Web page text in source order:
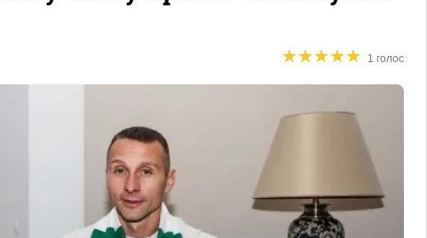
★★★★★
★★★★★ 1 голос